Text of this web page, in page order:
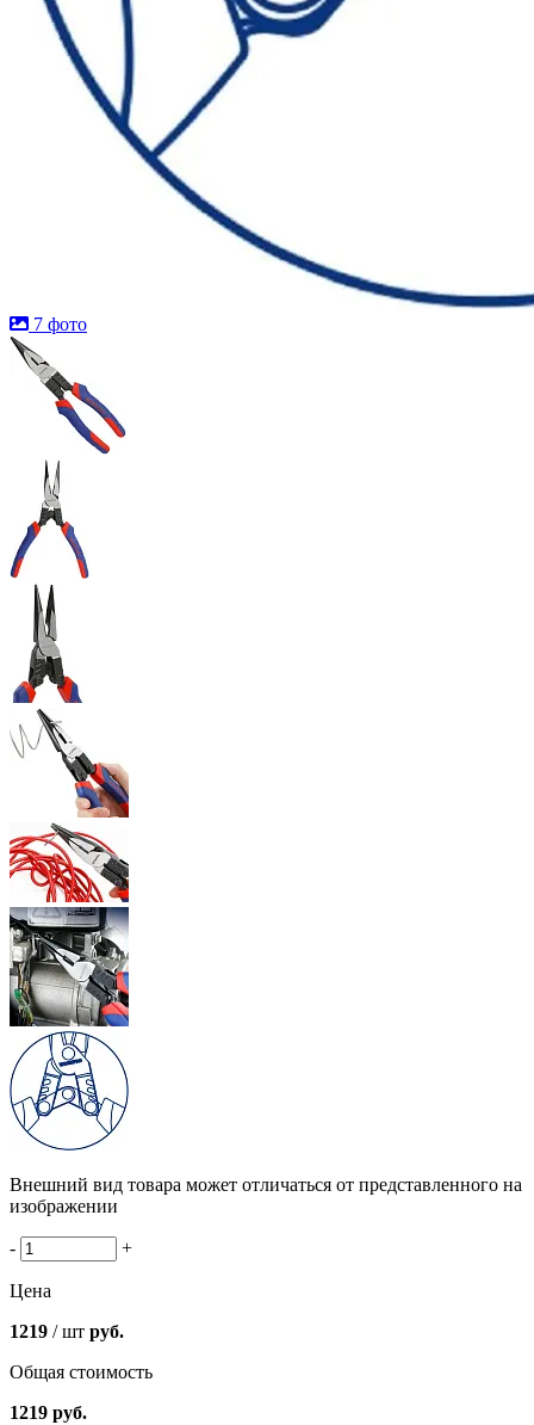
7 фото
Внешний вид товара может отличаться от представленного на
изображении
- +
Цена
1219 / шт руб.
Общая стоимость
1219 руб.